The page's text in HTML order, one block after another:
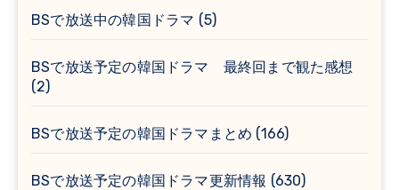
BSで放送中の韓国ドラマ (5)
BSで放送予定の韓国ドラマ 最終回まで観た感想
(2)
BSで放送予定の韓国ドラマまとめ (166)
BSで放送予定の韓国ドラマ更新情報 (630)